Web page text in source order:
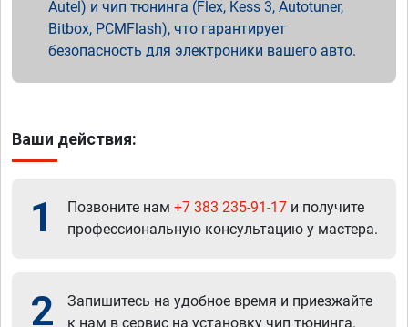
Autel) и чип тюнинга (Flex, Kess 3, Autotuner,
Bitbox, PCMFlash), что гарантирует
безопасность для электроники вашего авто.
Ваши действия:
1 Позвоните нам +7 383 235-91-17 и получите
профессиональную консультацию у мастера.
2
Запишитесь на удобное время и приезжайте
к нам в сервис на установку чип тюнинга.